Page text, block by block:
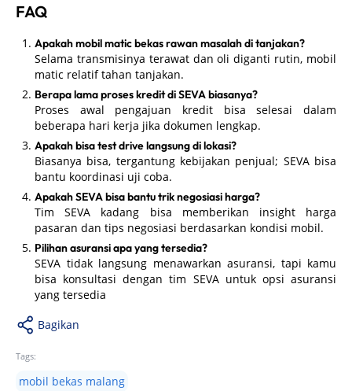
FAQ
Apakah mobil matic bekas rawan masalah di tanjakan?
Selama transmisinya terawat dan oli diganti rutin, mobil
matic relatif tahan tanjakan.
Berapa lama proses kredit di SEVA biasanya?
Proses awal pengajuan kredit bisa selesai dalam
beberapa hari kerja jika dokumen lengkap.
Apakah bisa test drive langsung di lokasi?
Biasanya bisa, tergantung kebijakan penjual; SEVA bisa
bantu koordinasi uji coba.
Apakah SEVA bisa bantu trik negosiasi harga?
Tim SEVA kadang bisa memberikan insight harga
pasaran dan tips negosiasi berdasarkan kondisi mobil.
Pilihan asuransi apa yang tersedia?
SEVA tidak langsung menawarkan asuransi, tapi kamu
bisa konsultasi dengan tim SEVA untuk opsi asuransi
yang tersedia
Bagikan
Tags:
mobil bekas malang